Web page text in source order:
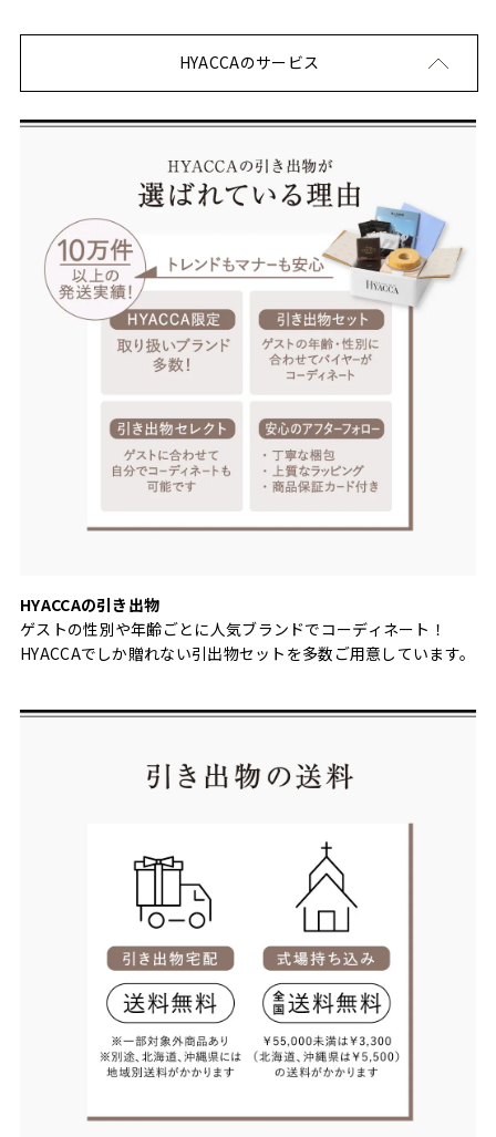
HYACCAのサービス
HYACCAの引き出物
ゲストの性別や年齢ごとに人気ブランドでコーディネート！
HYACCAでしか贈れない引出物セットを多数ご用意しています。